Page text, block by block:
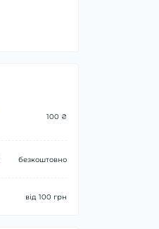
100 ₴
безкоштовно
від 100 грн